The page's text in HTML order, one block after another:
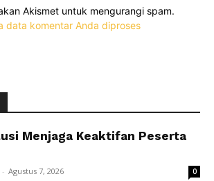
Akismet untuk mengurangi spam.
data komentar Anda diproses
Menjaga Keaktifan Peserta
- Agustus 7, 2026 0